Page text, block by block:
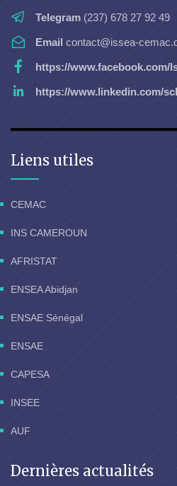
Telegram (237) 678 27 92 49
Email contact@issea-
https://www.facebook.com/
https://www.linkedin.com/
Liens utiles
CEMAC
INS CAMEROUN
AFRISTAT
ENSEA Abidjan
ENSAE Sénégal
ENSAE
CAPESA
INSEE
AUF
Dernières actualités